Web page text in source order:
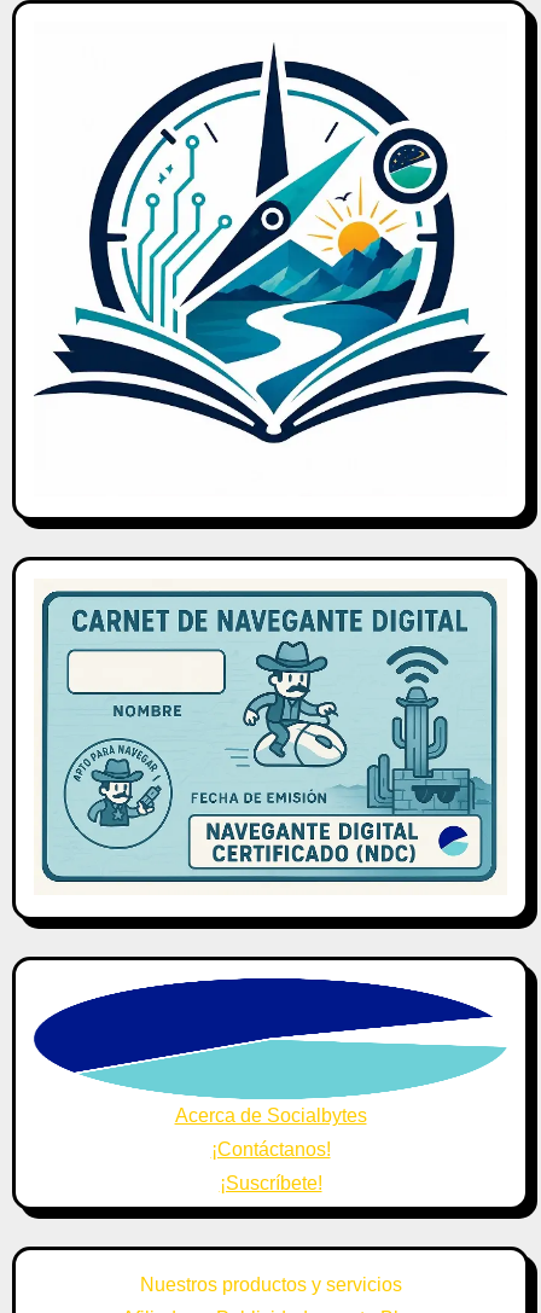
Acerca de Socialbytes
¡Contáctanos!
¡Suscríbete!
Nuestros productos y servicios